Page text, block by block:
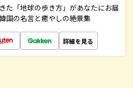
た「地球の歩き方」があなたにお届
国の名言と癒やしの絶景集
詳細を見る